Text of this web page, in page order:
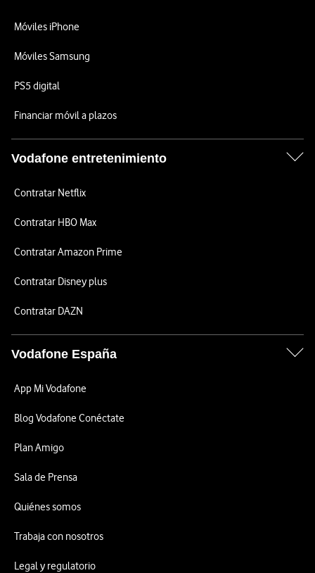
Móviles iPhone
Móviles Samsung
PS5 digital
Financiar móvil a plazos
Vodafone entretenimiento
Contratar Netflix
Contratar HBO Max
Contratar Amazon Prime
Contratar Disney plus
Contratar DAZN
Vodafone España
App Mi Vodafone
Blog Vodafone Conéctate
Plan Amigo
Sala de Prensa
Quiénes somos
Trabaja con nosotros
Legal y regulatorio